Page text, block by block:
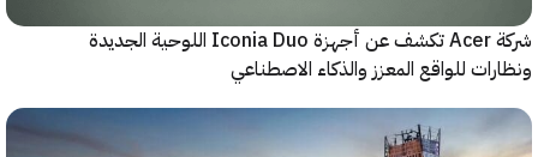
شركة Acer تكشف عن أجهزة Iconia Duo اللوحية الجديدة
للواقع المعزز والذكاء الاصطناعي